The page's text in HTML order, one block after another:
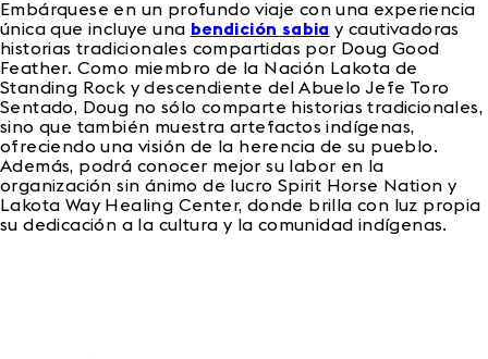
Embárquese en un profundo viaje con una experiencia
única que incluye una bendición sabia y cautivadoras
historias tradicionales compartidas por Doug Good
Feather. Como miembro de la Nación Lakota de
Standing Rock y descendiente del Abuelo Jefe Toro
Sentado, Doug no sólo comparte historias tradicionales,
sino que también muestra artefactos indígenas,
ofreciendo una visión de la herencia de su pueblo.
Además, podrá conocer mejor su labor en la
organización sin ánimo de lucro Spirit Horse Nation y
Lakota Way Healing Center, donde brilla con luz propia
su dedicación a la cultura y la comunidad indígenas.